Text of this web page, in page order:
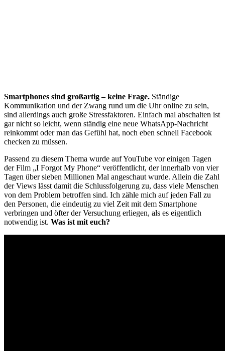
Smartphones sind großartig – keine Frage. Ständige
Kommunikation und der Zwang rund um die Uhr online zu sein,
sind allerdings auch große Stressfaktoren. Einfach mal abschalten ist
gar nicht so leicht, wenn ständig eine neue WhatsApp-Nachricht
reinkommt oder man das Gefühl hat, noch eben schnell Facebook
checken zu müssen.
Passend zu diesem Thema wurde auf YouTube vor einigen Tagen
der Film „I Forgot My Phone“ veröffentlicht, der innerhalb von vier
Tagen über sieben Millionen Mal angeschaut wurde. Allein die Zahl
der Views lässt damit die Schlussfolgerung zu, dass viele Menschen
von dem Problem betroffen sind. Ich zähle mich auf jeden Fall zu
den Personen, die eindeutig zu viel Zeit mit dem Smartphone
verbringen und öfter der Versuchung erliegen, als es eigentlich
notwendig ist. Was ist mit euch?